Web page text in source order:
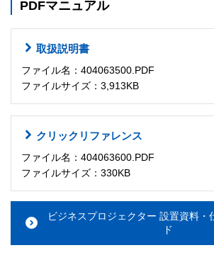
PDFマニュアル
取扱説明書
ファイル名：404063500.PDF
ファイルサイズ：3,913KB
クリックリファレンス
ファイル名：404063600.PDF
ファイルサイズ：330KB
ビジネスプロジェクター 設置資料・
ド